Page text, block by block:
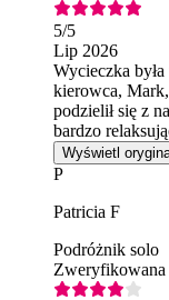
5/5
Lip 2026
Wycieczka
kierowca,
podzielił się z
bardzo
Wyświetl
P
Patricia F
Podróżnik solo
Zweryfikowana